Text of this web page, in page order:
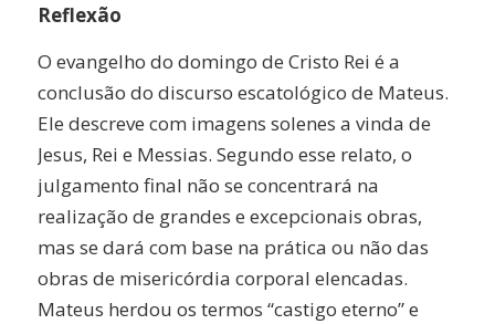
Reflexão
O evangelho do domingo de Cristo Rei é a
conclusão do discurso escatológico de Mateus.
Ele descreve com imagens solenes a vinda de
Jesus, Rei e Messias. Segundo esse relato, o
julgamento final não se concentrará na
realização de grandes e excepcionais obras,
mas se dará com base na prática ou não das
obras de misericórdia corporal elencadas.
Mateus herdou os termos “castigo eterno” e